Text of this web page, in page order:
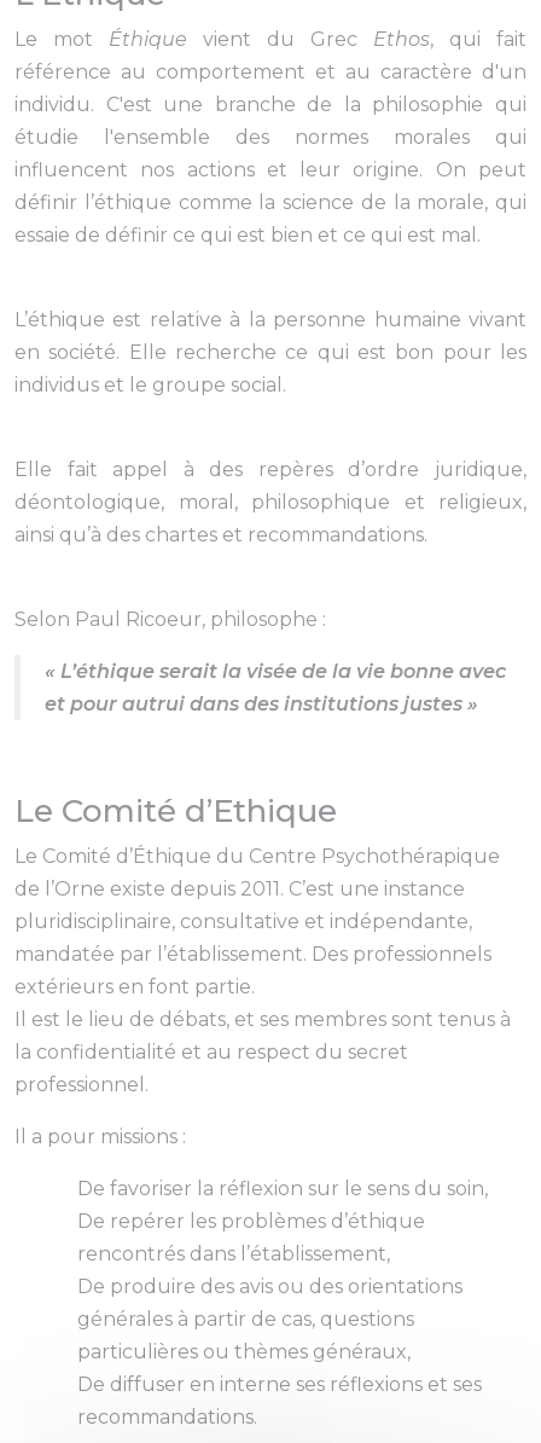
Le mot Éthique vient du Grec Ethos, qui fait
référence au comportement et au caractère d'un
individu. C'est une branche de la philosophie qui
étudie l'ensemble des normes morales qui
influencent nos actions et leur origine. On peut
définir l’éthique comme la science de la morale, qui
essaie de définir ce qui est bien et ce qui est mal.
L’éthique est relative à la personne humaine vivant
en société. Elle recherche ce qui est bon pour les
individus et le groupe social.
Elle fait appel à des repères d’ordre juridique,
déontologique, moral, philosophique et religieux,
ainsi qu’à des chartes et recommandations.
Selon Paul Ricoeur, philosophe :
« L’éthique serait la visée de la vie bonne avec
et pour autrui dans des institutions justes »
Le Comité d’Ethique
Le Comité d’Éthique du Centre Psychothérapique
de l’Orne existe depuis 2011. C’est une instance
pluridisciplinaire, consultative et indépendante,
mandatée par l’établissement. Des professionnels
extérieurs en font partie.
Il est le lieu de débats, et ses membres sont tenus à
la confidentialité et au respect du secret
professionnel.
Il a pour missions :
De favoriser la réflexion sur le sens du soin,
De repérer les problèmes d’éthique
rencontrés dans l’établissement,
De produire des avis ou des orientations
générales à partir de cas, questions
particulières ou thèmes généraux,
De diffuser en interne ses réflexions et ses
recommandations.